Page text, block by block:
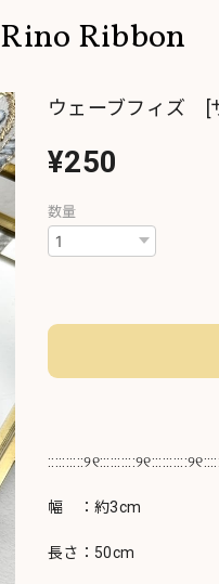
Rino Ribbon
ウェーブフィズ [
¥250
数量
幅 ：約3cm
長さ：50cm